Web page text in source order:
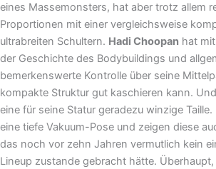
eines Massemonsters, hat aber trotz allem
Proportionen mit einer vergleichsweise
ultrabreiten Schultern. Hadi Choopan hat
der Geschichte des Bodybuildings und
bemerkenswerte Kontrolle über seine
kompakte Struktur gut kaschieren kann. Und
eine für seine Statur geradezu winzige
eine tiefe Vakuum-Pose und zeigen diese
das noch vor zehn Jahren vermutlich kein
Lineup zustande gebracht hätte.